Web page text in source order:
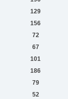
129
156
72
67
101
186
79
52